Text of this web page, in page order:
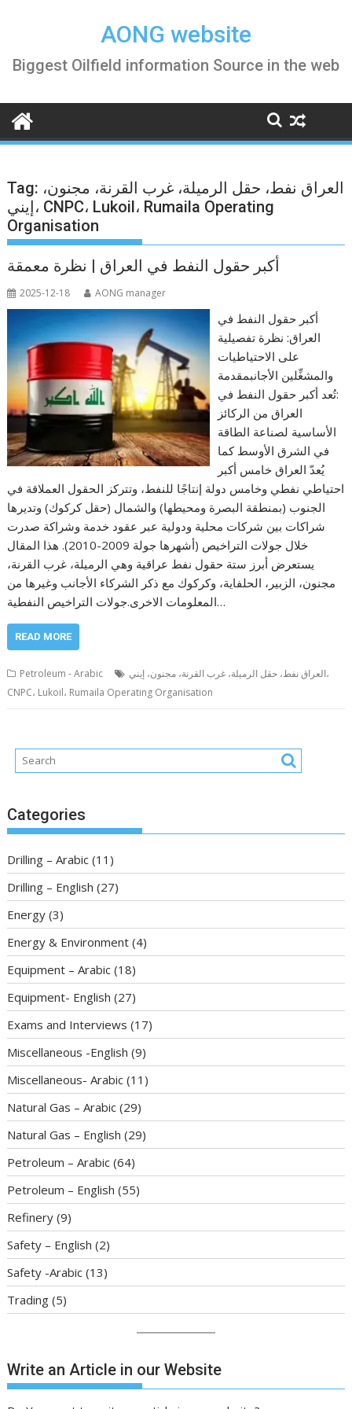
o
o
AONG website
Biggest Oilfield information Source in the web
Tag: العراق نفط، حقل الرميلة، غرب القرنة، مجنون،
إيني، CNPC، Lukoil، Rumaila Operating
Organisation
أكبر حقول النفط في العراق | نظرة معمقة
2025-12-18 AONG manager
أكبر حقول النفط في
العراق: نظرة تفصيلية
على الاحتياطيات
والمشغِّلين الأجانبمقدمة
:تُعد أكبر حقول النفط في
العراق من الركائز
الأساسية لصناعة الطاقة
في الشرق الأوسط كما
يُعدّ العراق خامس أكبر
احتياطي نفطي وخامس دولة إنتاجًا للنفط، وتتركز الحقول العملاقة في
الجنوب (بمنطقة البصرة ومحيطها) والشمال (حقل كركوك) وتديرها
شراكات بين شركات محلية ودولية عبر عقود خدمة وشراكة صدرت
خلال جولات التراخيص (أشهرها جولة 2009-2010). هذا المقال
يستعرض أبرز ستة حقول نفط عراقية وهي الرميلة، غرب القرنة،
مجنون، الزبير، الحلفاية، وكركوك مع ذكر الشركاء الأجانب وغيرها من
المعلومات الاخرى.جولات التراخيص النفطية…
READ MORE
Petroleum - Arabic
العراق نفط، حقل الرميلة، غرب القرنة، مجنون، إيني،
CNPC، Lukoil، Rumaila Operating Organisation
Categories
Drilling – Arabic (11)
Drilling – English (27)
Energy (3)
Energy & Environment (4)
Equipment – Arabic (18)
Equipment- English (27)
Exams and Interviews (17)
Miscellaneous -English (9)
Miscellaneous- Arabic (11)
Natural Gas – Arabic (29)
Natural Gas – English (29)
Petroleum – Arabic (64)
Petroleum – English (55)
Refinery (9)
Safety – English (2)
Safety -Arabic (13)
Trading (5)
Write an Article in our Website